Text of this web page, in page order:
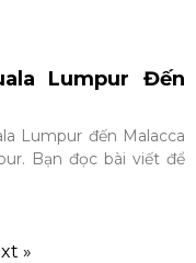
Lumpur Đến
Lumpur đến Malacca
Bạn đọc bài viết để
»